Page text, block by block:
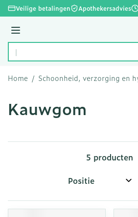
Ga naar de inhoud
Veilige betalingen Apothekersadvies
Menu
Product, merk, categorie...
Home / Schoonheid, verzorging en
Kauwgom
5 producten
Sorteer op: